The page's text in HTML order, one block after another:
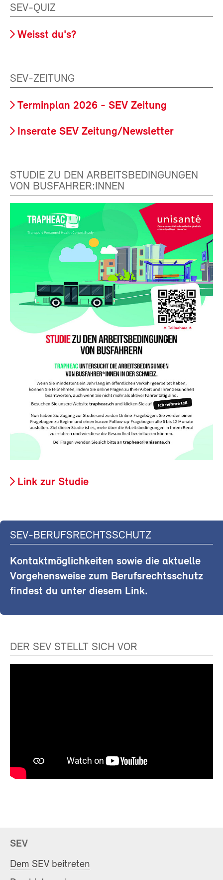
SEV-QUIZ
Weisst du's?
SEV-ZEITUNG
Terminplan 2026 - SEV Zeitung
Inserate SEV Zeitung/Newsletter
STUDIE ZU DEN ARBEITSBEDINGUNGEN
VON BUSFAHRER:INNEN
Link zur Studie
SEV-BERUFSRECHTSSCHUTZ
Kontaktmöglichkeiten sowie die aktuelle
Vorgehensweise zum Berufsrechtsschutz
findest du unter diesem Link.
DER SEV STELLT SICH VOR
SEV
Dem SEV beitreten